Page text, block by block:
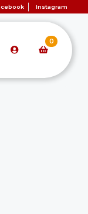
Instagram
0